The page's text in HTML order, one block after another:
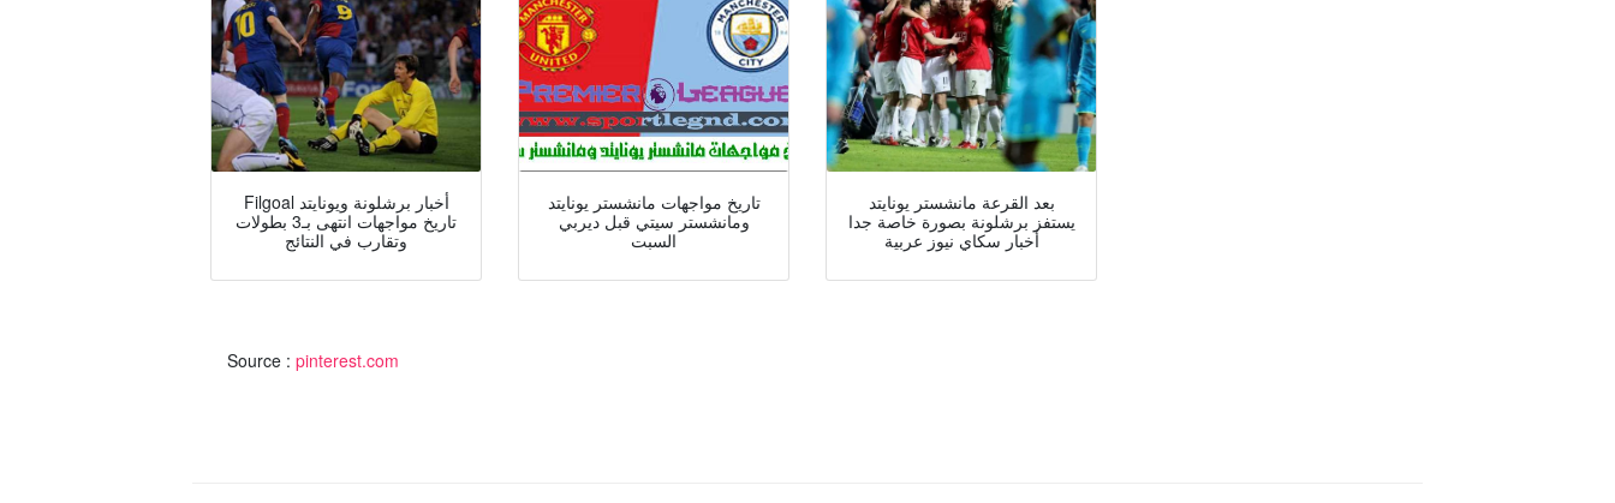
Filgoal أخبار برشلونة ويونايتد
تاريخ مواجهات انتهى بـ3 بطولات
وتقارب في النتائج
تاريخ مواجهات مانشستر يونايتد
ومانشستر سيتي قبل ديربي
السبت
بعد القرعة مانشستر يونايتد
يستفز برشلونة بصورة خاصة جدا
أخبار سكاي نيوز عربية
Source : pinterest.com